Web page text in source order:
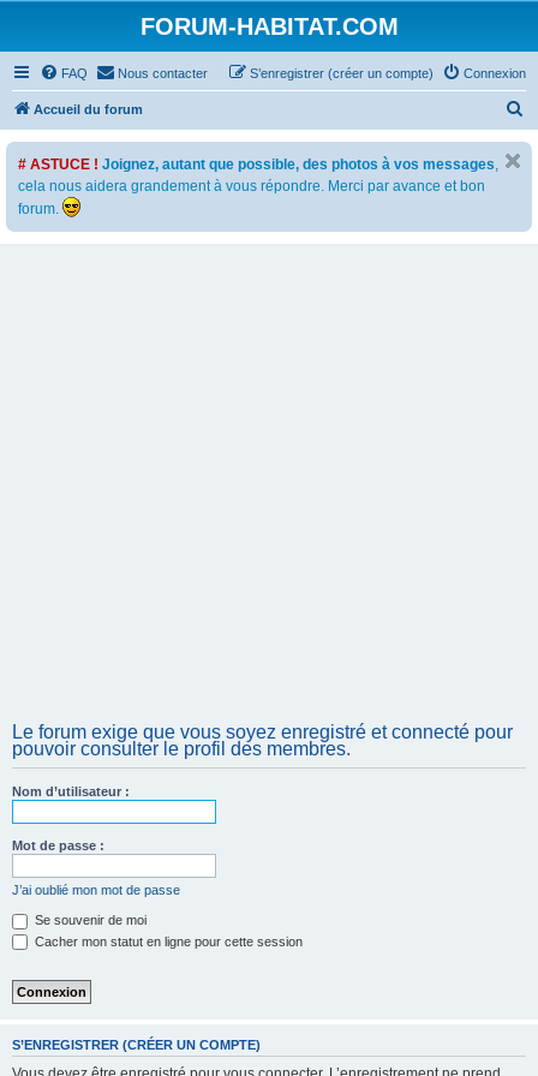
FORUM-HABITAT.COM
FAQ Nous contacter Connexion
S’enregistrer (créer un compte)
Accueil du forum
e
# ASTUCE ! Joignez, autant que possible, des photos à vos messages,
cela nous aidera grandement à vous répondre. Merci par avance et bon
forum.
Le forum exige que vous soyez enregistré et connecté pour
pouvoir consulter le profil des membres.
Nom d’utilisateur :
Mot de passe :
J’ai oublié mon mot de passe
Se souvenir de moi
Cacher mon statut en ligne pour cette session
S’ENREGISTRER (CRÉER UN COMPTE)